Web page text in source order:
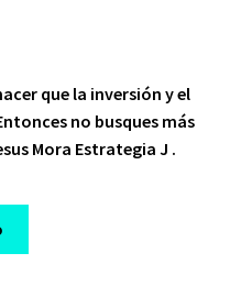
que la inversión y el
no busques más
Mora Estrategia J .